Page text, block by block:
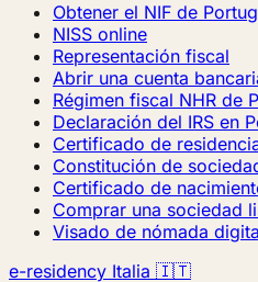
Obtener el NIF de
NISS online
Representación fiscal
Abrir una cuenta
Régimen fiscal NHR de
Declaración del IRS en
Certificado de
Constitución de
Certificado de
Comprar una sociedad
Visado de nómada
e-residency Italia 🇮🇹